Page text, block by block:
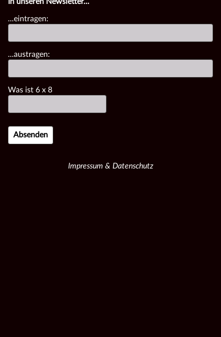
In unseren Newsletter...
...eintragen:
...austragen:
Was ist 6 x 8
Impressum & Datenschutz